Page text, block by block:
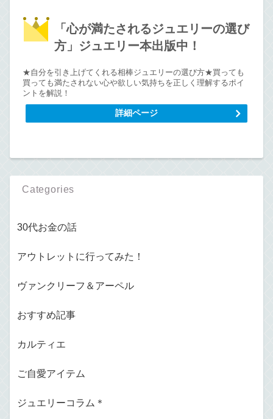
「心が満たされるジュエリーの選び
方」ジュエリー本出版中！
★自分を引き上げてくれる相棒ジュエリーの選び方★買っても
買っても満たされない心や欲しい気持ちを正しく理解するポイ
ントを解説！
詳細ページ
Categories
30代お金の話
アウトレットに行ってみた！
ヴァンクリーフ＆アーペル
おすすめ記事
カルティエ
ご自愛アイテム
ジュエリーコラム＊